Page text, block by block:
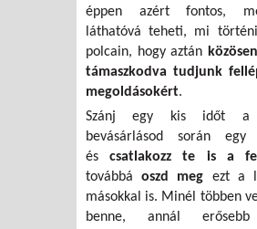
éppen azért fontos,
láthatóvá teheti, mi
polcain, hogy aztán
támaszkodva tudjunk
megoldásokért.
Szánj egy kis időt a
bevásárlásod során
éscsatlakozz te is a
továbbá oszd meg ezt a
másokkal is. Minél többen
benne, annál erősebb